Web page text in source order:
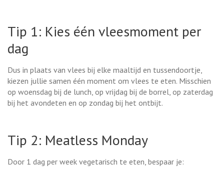
Tip 1: Kies één vleesmoment per
dag
Dus in plaats van vlees bij elke maaltijd en tussendoortje,
kiezen jullie samen één moment om vlees te eten. Misschien
op woensdag bij de lunch, op vrijdag bij de borrel, op zaterdag
bij het avondeten en op zondag bij het ontbijt.
Tip 2: Meatless Monday
Door 1 dag per week vegetarisch te eten, bespaar je: